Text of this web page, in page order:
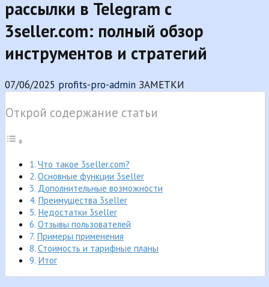
рассылки в Telegram с
3seller.com: полный обзор
инструментов и стратегий
07/06/2025 profits-pro-admin ЗАМЕТКИ
Открой содержание статьи
Что такое 3seller.com?
Основные функции 3seller
Дополнительные возможности
Преимущества 3seller
Недостатки 3seller
Отзывы пользователей
Примеры применения
Стоимость и тарифные планы
Итог